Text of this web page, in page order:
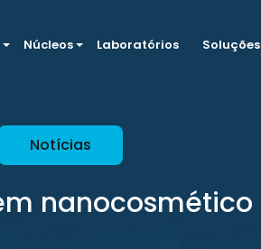
Núcleos Laboratórios Soluções
Notícias
nanocosmético